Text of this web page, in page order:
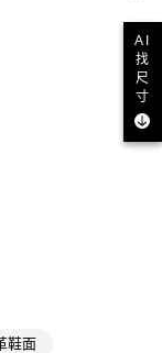
鞋面
AI
找
尺
寸